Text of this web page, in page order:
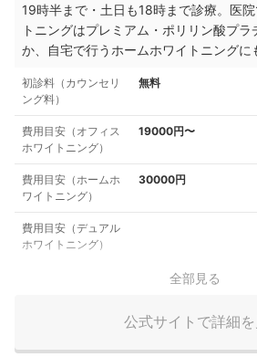
19時半まで・土日も18時まで診療。医
トニングはプレミアム・ポリリン酸プ
か、自宅で行うホームホワイトニングに
初診料（カウンセリ
ング料）
無料
費用目安（オフィス
ホワイトニング）
19000円〜
費用目安（ホームホ
ワイトニング）
30000円
費用目安（デュアル
ホワイトニング）
全部見る
公式サイトで詳細